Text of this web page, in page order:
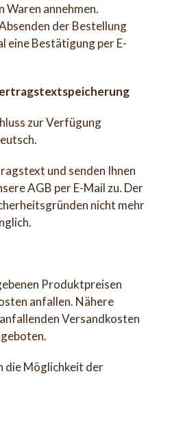
Waren annehmen.
der Bestellung
eine Bestätigung per E-
zur Verfügung
und senden Ihnen
AGB per E-Mail zu. Der
nicht mehr
Produktpreisen
anfallen. Nähere
Versandkosten
die Möglichkeit der